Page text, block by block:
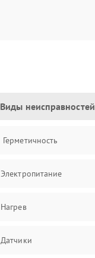
Виды неисправностей
Герметичность
Электропитание
Нагрев
Датчики